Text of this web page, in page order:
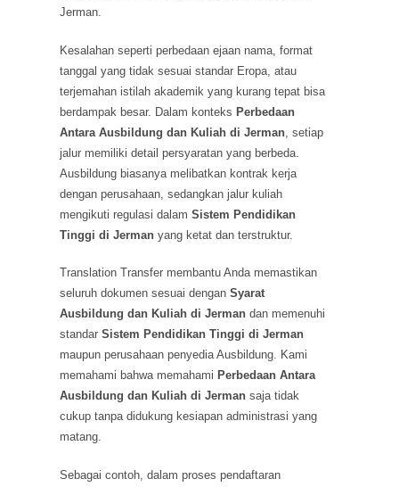
Jerman.
Kesalahan seperti perbedaan ejaan nama, format
tanggal yang tidak sesuai standar Eropa, atau
terjemahan istilah akademik yang kurang tepat bisa
berdampak besar. Dalam konteks Perbedaan
Antara Ausbildung dan Kuliah di Jerman , setiap
jalur memiliki detail persyaratan yang berbeda.
Ausbildung biasanya melibatkan kontrak kerja
dengan perusahaan, sedangkan jalur kuliah
mengikuti regulasi dalamSistem Pendidikan
Tinggi di Jerman yang ketat dan terstruktur.
Translation Transfer membantu Anda memastikan
seluruh dokumen sesuai denganSyarat
Ausbildung dan Kuliah di Jerman dan memenuhi
standarSistem Pendidikan Tinggi di Jerman
maupun perusahaan penyedia Ausbildung. Kami
memahami bahwa memahami Perbedaan Antara
Ausbildung dan Kuliah di Jerman saja tidak
cukup tanpa didukung kesiapan administrasi yang
matang.
Sebagai contoh, dalam proses pendaftaran